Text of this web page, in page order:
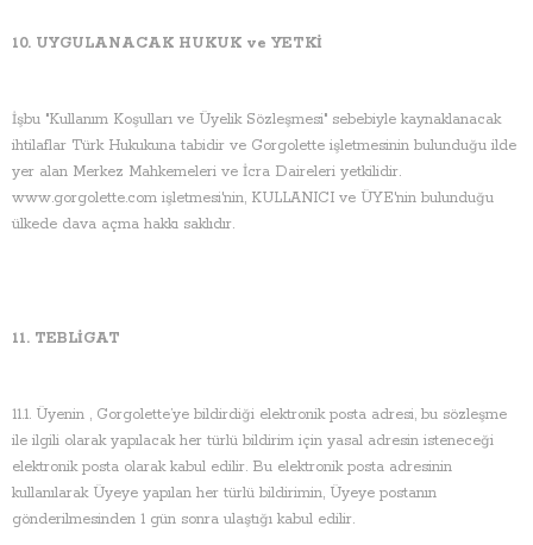
10. UYGULANACAK HUKUK ve YETKİ
İşbu "Kullanım Koşulları ve Üyelik Sözleşmesi" sebebiyle kaynaklanacak
ihtilaflar Türk Hukukuna tabidir ve Gorgolette işletmesinin bulunduğu ilde
yer alan Merkez Mahkemeleri ve İcra Daireleri yetkilidir.
www.gorgolette.com işletmesi'nin, KULLANICI ve ÜYE'nin bulunduğu
ülkede dava açma hakkı saklıdır.
11. TEBLİGAT
11.1. Üyenin , Gorgolette’ye bildirdiği elektronik posta adresi, bu sözleşme
ile ilgili olarak yapılacak her türlü bildirim için yasal adresin isteneceği
elektronik posta olarak kabul edilir. Bu elektronik posta adresinin
kullanılarak Üyeye yapılan her türlü bildirimin, Üyeye postanın
gönderilmesinden 1 gün sonra ulaştığı kabul edilir.